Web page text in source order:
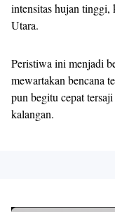
intensitas hujan tinggi,
Utara.
Peristiwa ini menjadi
mewartakan bencana
pun begitu cepat
kalangan.